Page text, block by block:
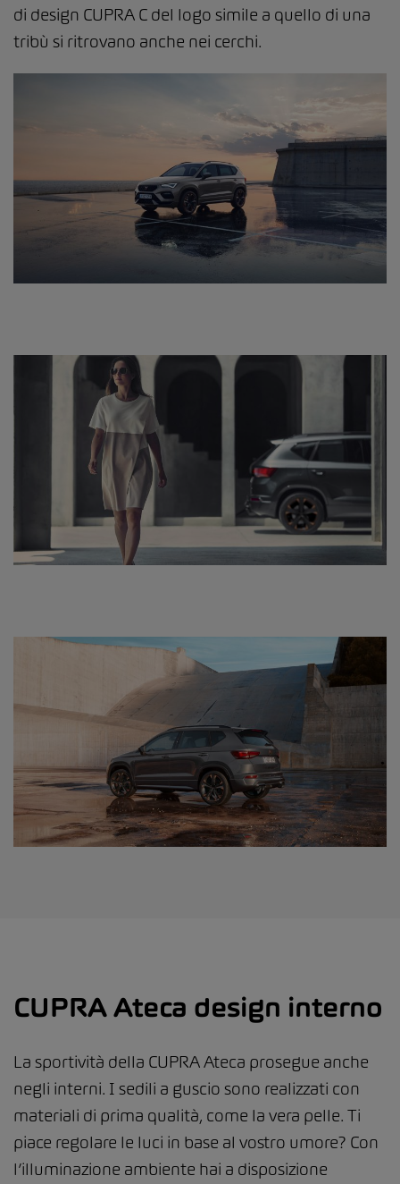
di design CUPRA C del logo simile a quello di una
tribù si ritrovano anche nei cerchi.
CUPRA Ateca design interno
La sportività della CUPRA Ateca prosegue anche
negli interni. I sedili a guscio sono realizzati con
materiali di prima qualità, come la vera pelle. Ti
piace regolare le luci in base al vostro umore? Con
l’illuminazione ambiente hai a disposizione